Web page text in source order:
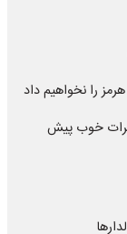
را نخواهیم داد
خوب پیش